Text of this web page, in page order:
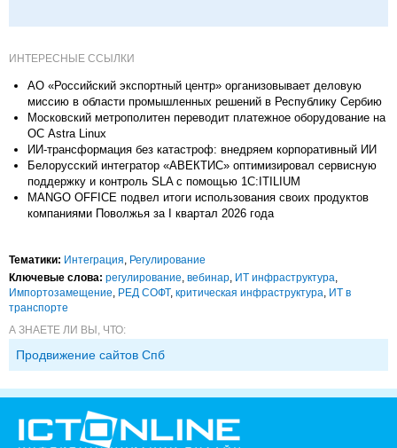
ИНТЕРЕСНЫЕ ССЫЛКИ
АО «Российский экспортный центр» организовывает деловую
миссию в области промышленных решений в Республику Сербию
Московский метрополитен переводит платежное оборудование на
ОС Astra Linux
ИИ-трансформация без катастроф: внедряем корпоративный ИИ
Белорусский интегратор «АВЕКТИС» оптимизировал сервисную
поддержку и контроль SLA с помощью 1С:ITILIUM
MANGO OFFICE подвел итоги использования своих продуктов
компаниями Поволжья за I квартал 2026 года
Тематики: Интеграция, Регулирование
Ключевые слова: регулирование, вебинар, ИТ инфраструктура,
Импорто­замещение, РЕД СОФТ, критическая инфраструктура, ИТ в
транспорте
А ЗНАЕТЕ ЛИ ВЫ, ЧТО:
Продвижение сайтов Спб